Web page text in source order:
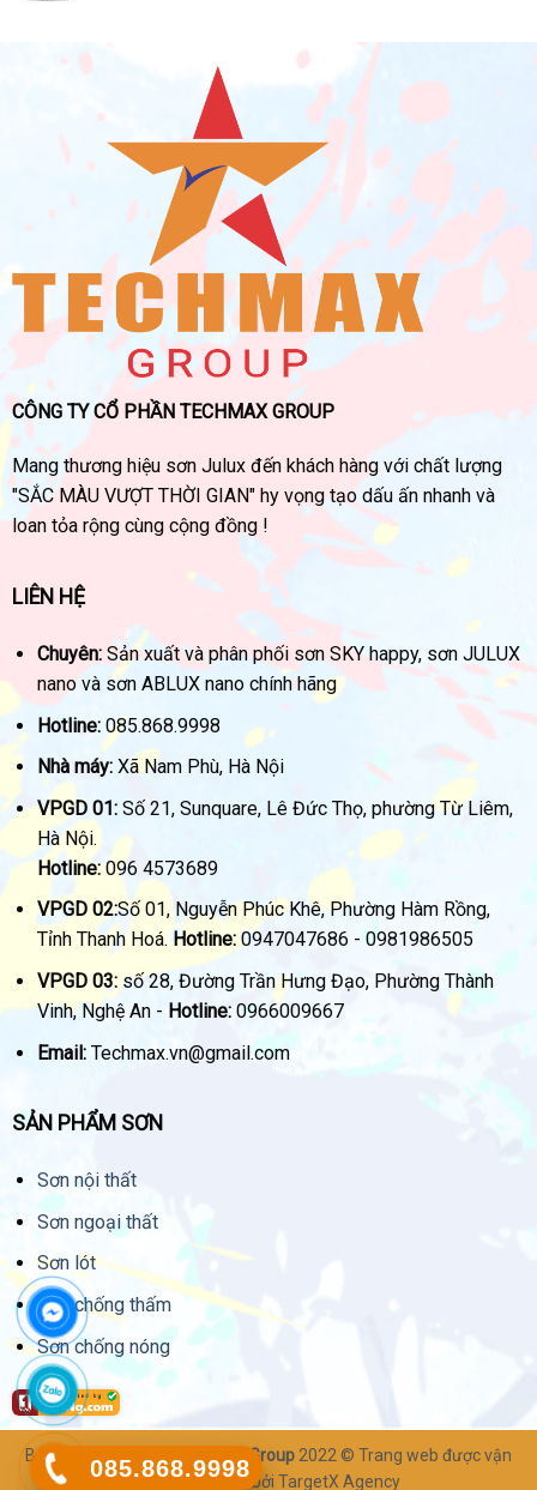
085.868.9998
CÔNG TY CỔ PHẦN TECHMAX GROUP
Mang thương hiệu sơn Julux đến khách hàng với chất lượng
"SẮC MÀU VƯỢT THỜI GIAN" hy vọng tạo dấu ấn nhanh và
loan tỏa rộng cùng cộng đồng !
LIÊN HỆ
Chuyên:Sản xuất và phân phối sơn SKY happy, sơn JULUX
nano và sơn ABLUX nano chính hãng
Hotline:085.868.9998
Nhà máy:Xã Nam Phù, Hà Nội
VPGD 01:Số 21, Sunquare, Lê Đức Thọ, phường Từ Liêm,
Hà Nội.
Hotline:096 4573689
VPGD 02:Số 01, Nguyễn Phúc Khê, Phường Hàm Rồng,
Tỉnh Thanh Hoá.Hotline:0947047686 - 0981986505
VPGD 03:số 28, Đường Trần Hưng Đạo, Phường Thành
Vinh, Nghệ An - Hotline:0966009667
Email:Techmax.vn@gmail.com
SẢN PHẨM SƠN
Sơn nội thất
Sơn ngoại thất
Sơn lót
Sơn chống thấm
Sơn chống nóng
Bản quyền thuộc vềTechmax Group2022 © Trang web được vận
hành & quản lý bởi TargetX Agency